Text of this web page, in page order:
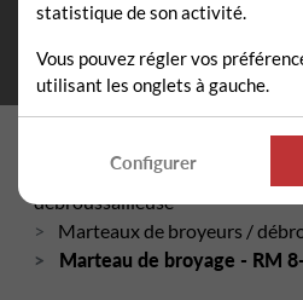
Fermeture estivale du 10 au 21
téléphonique et administrative
Pièces détachées broyeur /
débroussailleuse
Marteaux de broyeurs /
Marteau de broyage - RM
statistique de son activité.
Vous pouvez régler vos
utilisant les onglets à gauche.
Configurer